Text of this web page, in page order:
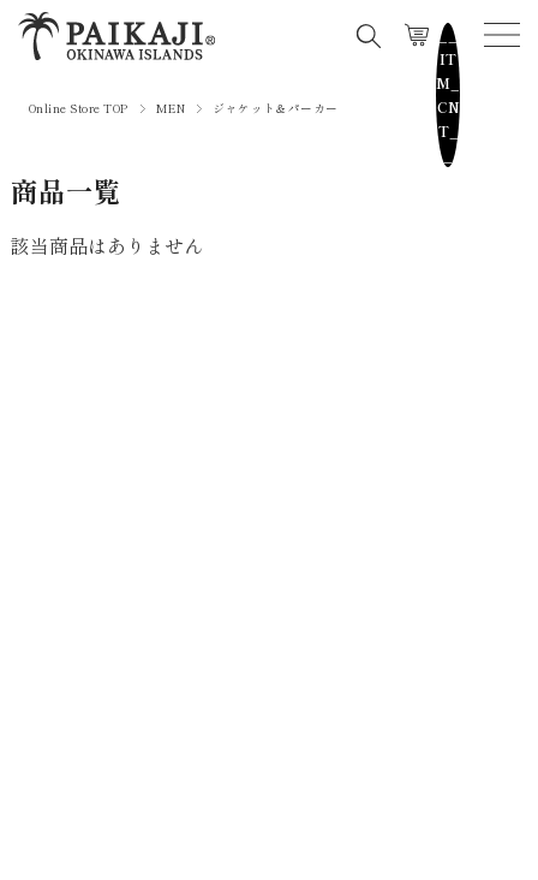
__
IT
M_
CN
T_
Online Store TOP MEN ジャケット＆パーカー
商品一覧
該当商品はありません